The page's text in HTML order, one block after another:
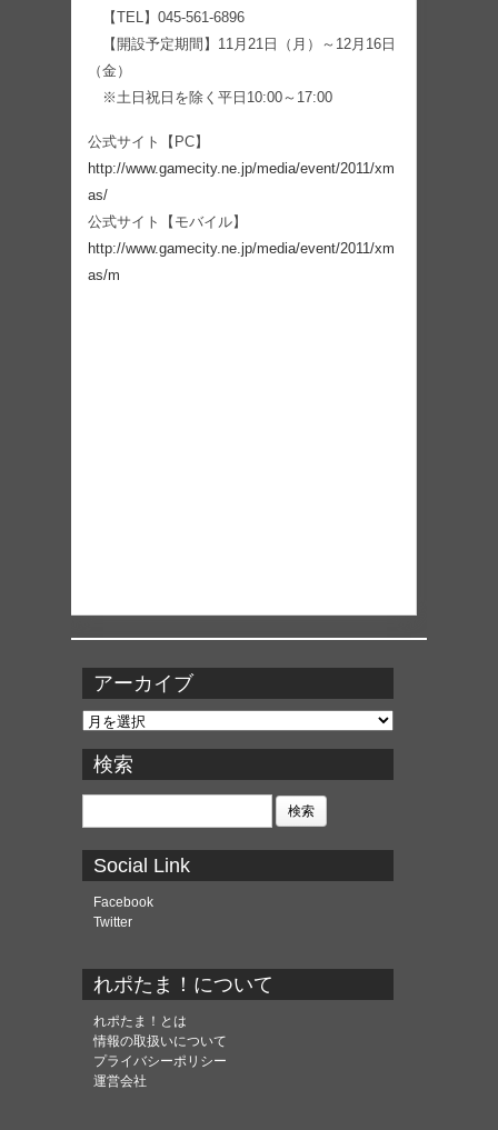
【TEL】045-561-6896
【開設予定期間】11月21日（月）～12月16日
（金）
※土日祝日を除く平日10:00～17:00
公式サイト【PC】
http://www.gamecity.ne.jp/media/event/2011/xm
as/
公式サイト【モバイル】
http://www.gamecity.ne.jp/media/event/2011/xm
as/m
アーカイブ
ア
カ
イ
ブ
検索
検
Social Link
Facebook
Twitter
れポたま！について
れポたま！とは
情報の取扱いについて
プライバシーポリシー
運営会社